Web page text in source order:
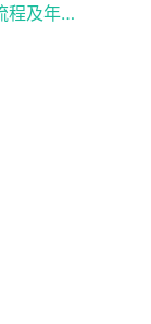
2026应届生北京落户政策办理的条件流程及年龄限制